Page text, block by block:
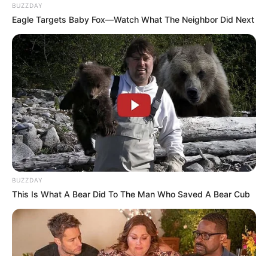
BUZZDAY
Eagle Targets Baby Fox—Watch What The Neighbor Did Next
BUZZDAY
This Is What A Bear Did To The Man Who Saved A Bear Cub